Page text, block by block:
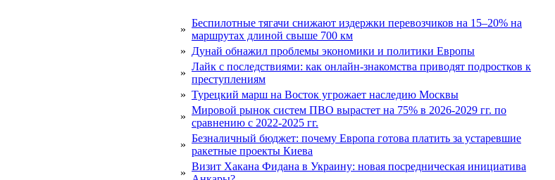
»
Беспилотные тягачи снижают издержки перевозчиков на 15–20% на
маршрутах длиной свыше 700 км
» Дунай обнажил проблемы экономики и политики Европы
»
Лайк с последствиями: как онлайн-знакомства приводят подростков к
преступлениям
» Турецкий марш на Восток угрожает наследию Москвы
»
Мировой рынок систем ПВО вырастет на 75% в 2026-2029 гг. по
сравнению с 2022-2025 гг.
»
Безналичный бюджет: почему Европа готова платить за устаревшие
ракетные проекты Киева
»
Визит Хакана Фидана в Украину: новая посредническая инициатива